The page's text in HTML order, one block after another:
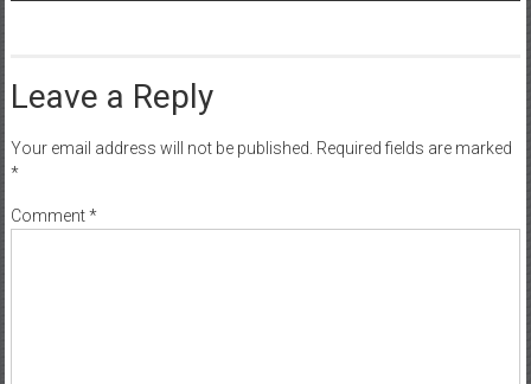
Leave a Reply
Your email address will not be published. Required fields are marked
*
Comment*